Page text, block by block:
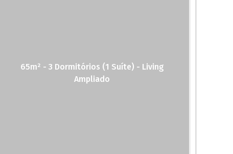
65m² - 3 Dormitórios (1 Suíte) - Living
Ampliado